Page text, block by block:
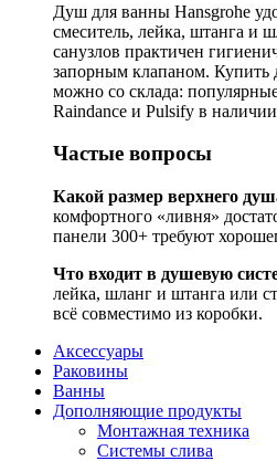
Душ для ванны Hansgrohe
смеситель, лейка, штанга и
санузлов практичен
запорным клапаном. Купить
можно со склада:
Raindance и Pulsify в
Частые вопросы
Какой размер верхнего
комфортного «ливня»
панели 300+ требуют
Что входит в душевую
лейка, шланг и штанга или
всё совместимо из коробки.
Аксессуары
Раковины
Ванны
Дополняющие продукты
Монтажная техника
Системы слива